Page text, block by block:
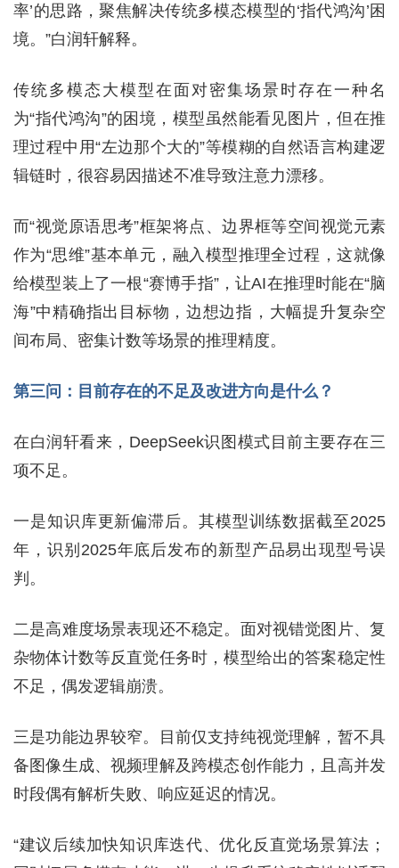
率’的思路，聚焦解决传统多模态模型的‘指代鸿沟’困
境。”白润轩解释。
传统多模态大模型在面对密集场景时存在一种名
为“指代鸿沟”的困境，模型虽然能看见图片，但在推
理过程中用“左边那个大的”等模糊的自然语言构建逻
辑链时，很容易因描述不准导致注意力漂移。
而“视觉原语思考”框架将点、边界框等空间视觉元素
作为“思维”基本单元，融入模型推理全过程，这就像
给模型装上了一根“赛博手指”，让AI在推理时能在“脑
海”中精确指出目标物，边想边指，大幅提升复杂空
间布局、密集计数等场景的推理精度。
第三问：目前存在的不足及改进方向是什么？
在白润轩看来，DeepSeek识图模式目前主要存在三
项不足。
一是知识库更新偏滞后。其模型训练数据截至2025
年，识别2025年底后发布的新型产品易出现型号误
判。
二是高难度场景表现还不稳定。面对视错觉图片、复
杂物体计数等反直觉任务时，模型给出的答案稳定性
不足，偶发逻辑崩溃。
三是功能边界较窄。目前仅支持纯视觉理解，暂不具
备图像生成、视频理解及跨模态创作能力，且高并发
时段偶有解析失败、响应延迟的情况。
“建议后续加快知识库迭代、优化反直觉场景算法；